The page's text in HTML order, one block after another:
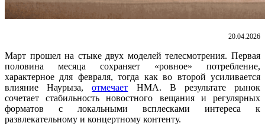
20.04.2026
Март прошел на стыке двух моделей телесмотрения. Первая
половина месяца сохраняет «ровное» потребление,
характерное для февраля, тогда как во второй усиливается
влияние Наурыза,отмечает НМА. В результате рынок
сочетает стабильность новостного вещания и регулярных
форматов с локальными всплесками интереса к
развлекательному и концертному контенту.